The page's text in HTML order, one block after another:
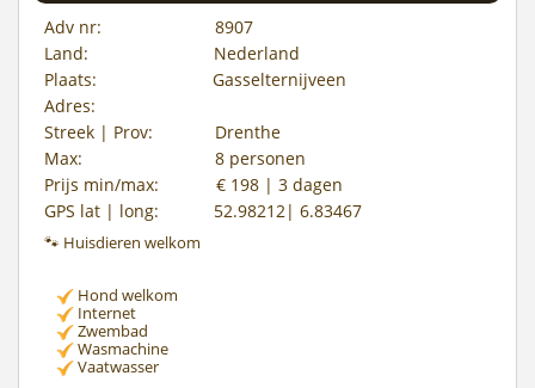
Adv nr:
8907
Land:
Nederland
Plaats:
Gasselternijveen
Adres:
Streek | Prov:
Drenthe
Max:
8 personen
Prijs min/max:
€ 198 | 3 dagen
GPS lat | long:
52.98212| 6.83467
🐾 Huisdieren welkom
Hond welkom
Internet
Zwembad
Wasmachine
Vaatwasser